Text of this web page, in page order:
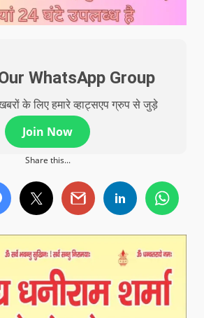
WhatsApp Group
के लिए हमारे व्हाट्सएप ग्रुप से जुड़े
Join Now
Share this...